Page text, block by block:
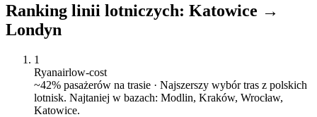
Ranking linii lotniczych: Katowice →
Londyn
1
Ryanairlow-cost
~42% pasażerów na trasie · Najszerszy wybór tras z polskich
lotnisk. Najtaniej w bazach: Modlin, Kraków, Wrocław,
Katowice.